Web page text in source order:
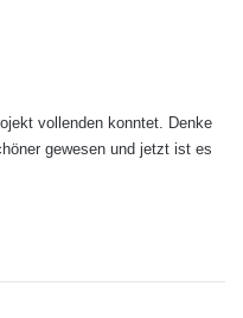
vollenden konntet. Denke
gewesen und jetzt ist es